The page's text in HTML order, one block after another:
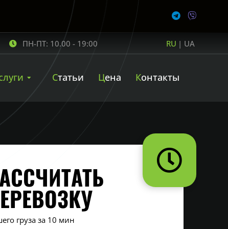
ПН-ПТ: 10.00 - 19:00 RU | UA
Статьи Цена Контакты
груза за 10 мин